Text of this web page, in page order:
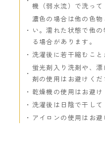
機（弱水流）で洗って
濃色の場合は他の色
い。濡れた状態で他
る場合があります。
洗濯後に若干縮むこと
蛍光剤入り洗剤や、
剤の使用はお避けくだ
乾燥機の使用はお避け
洗濯後は日陰で干して
アイロンの使用はお避